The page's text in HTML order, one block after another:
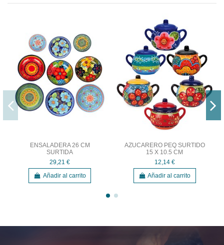
ENSALADERA 26 CM
SURTIDA
29,21 €
Añadir al carrito
AZUCARERO PEQ SURTIDO
15 X 10.5 CM
12,14 €
Añadir al carrito